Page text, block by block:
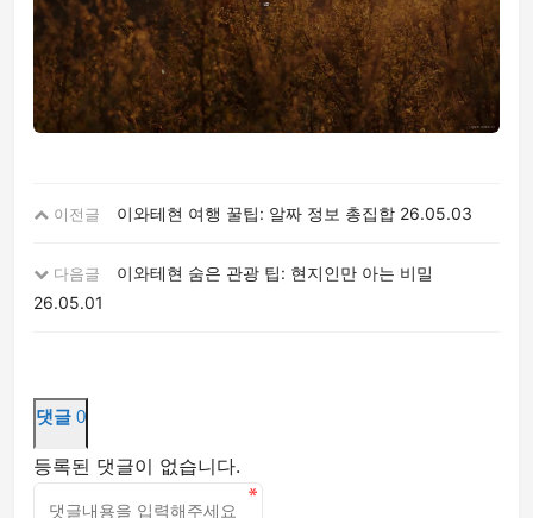
이전글 이와테현 여행 꿀팁: 알짜 정보 총집합 26.05.03
다음글
이와테현 숨은 관광 팁: 현지인만 아는 비밀
26.05.01
댓글 0
등록된 댓글이 없습니다.